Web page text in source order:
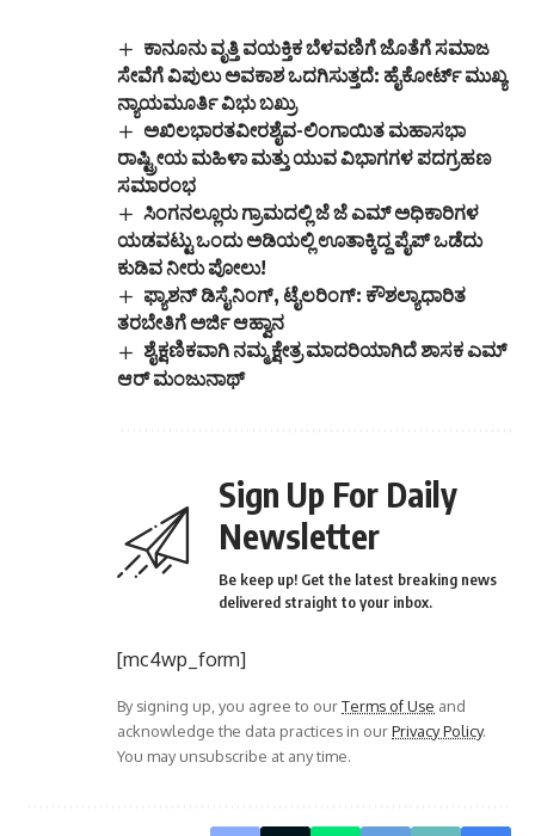
ಕಾನೂನು ವೃತ್ತಿ ವಯಕ್ತಿಕ ಬೆಳವಣಿಗೆ ಜೊತೆಗೆ ಸಮಾಜ
ಸೇವೆಗೆ ವಿಪುಲು ಅವಕಾಶ ಒದಗಿಸುತ್ತದೆ: ಹೈಕೋರ್ಟ್ ಮುಖ್ಯ
ನ್ಯಾಯಮೂರ್ತಿ ವಿಭು ಬಖ್ರು
ಅಖಿಲಭಾರತವೀರಶೈವ-ಲಿಂಗಾಯಿತ ಮಹಾಸಭಾ
ರಾಷ್ಟ್ರೀಯ ಮಹಿಳಾ ಮತ್ತು ಯುವ ವಿಭಾಗಗಳ ಪದಗ್ರಹಣ
ಸಮಾರಂಭ
ಸಿಂಗನಲ್ಲೂರು ಗ್ರಾಮದಲ್ಲಿ ಜೆ ಜೆ ಎಮ್ ಅಧಿಕಾರಿಗಳ
ಯಡವಟ್ಟು ಒಂದು ಅಡಿಯಲ್ಲಿ ಊತಾಕ್ಕಿದ್ದ ಪೈಪ್ ಒಡೆದು
ಕುಡಿವ ನೀರು ಪೋಲು!
ಫ್ಯಾಶನ್ ಡಿಸೈನಿಂಗ್, ಟೈಲರಿಂಗ್: ಕೌಶಲ್ಯಾಧಾರಿತ
ತರಬೇತಿಗೆ ಅರ್ಜಿ ಆಹ್ವಾನ
ಶೈಕ್ಷಣಿಕವಾಗಿ ನಮ್ಮ ಕ್ಷೇತ್ರ ಮಾದರಿಯಾಗಿದೆ ಶಾಸಕ ಎಮ್
ಆರ್ ಮಂಜುನಾಥ್
Sign Up For Daily
Newsletter
Be keep up! Get the latest breaking news
delivered straight to your inbox.
[mc4wp_form]
By signing up, you agree to ourTerms of Use and
acknowledge the data practices in ourPrivacy Policy.
You may unsubscribe at any time.